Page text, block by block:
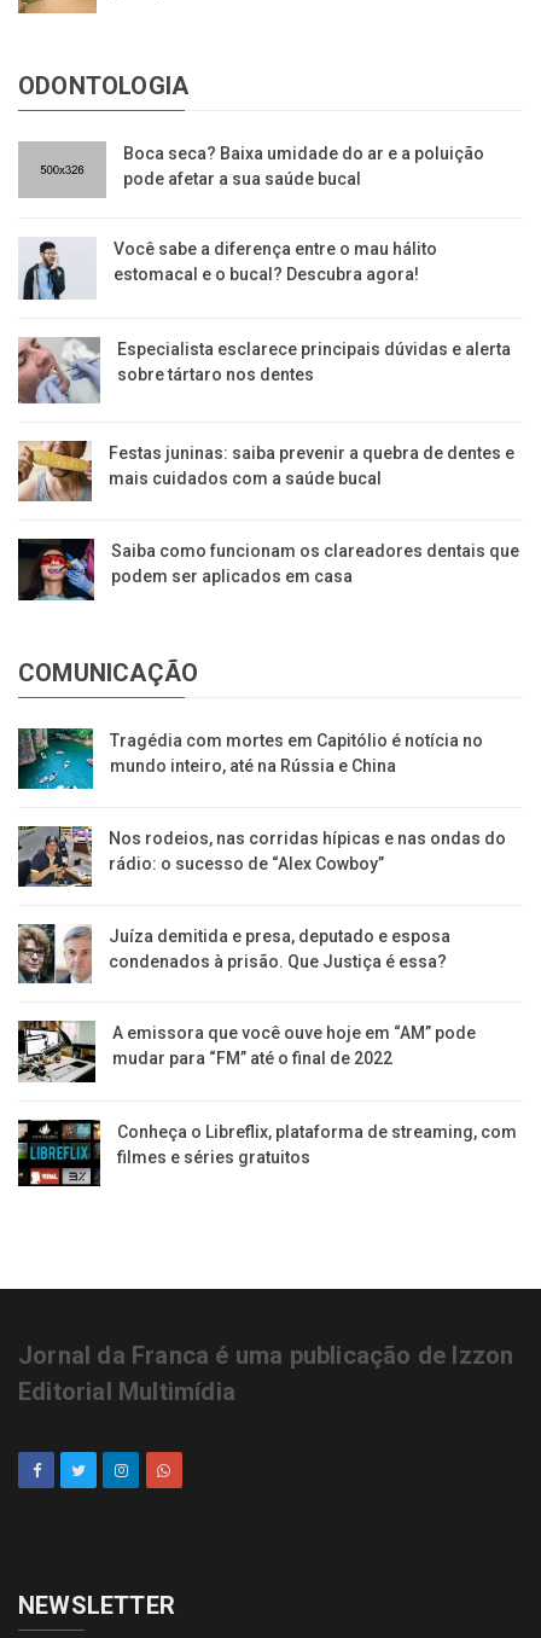
ODONTOLOGIA
Boca seca? Baixa umidade do ar e a poluição
pode afetar a sua saúde bucal
Você sabe a diferença entre o mau hálito
estomacal e o bucal? Descubra agora!
Especialista esclarece principais dúvidas e alerta
sobre tártaro nos dentes
Festas juninas: saiba prevenir a quebra de dentes e
mais cuidados com a saúde bucal
Saiba como funcionam os clareadores dentais que
podem ser aplicados em casa
COMUNICAÇÃO
Tragédia com mortes em Capitólio é notícia no
mundo inteiro, até na Rússia e China
Nos rodeios, nas corridas hípicas e nas ondas do
rádio: o sucesso de “Alex Cowboy”
Juíza demitida e presa, deputado e esposa
condenados à prisão. Que Justiça é essa?
A emissora que você ouve hoje em “AM” pode
mudar para “FM” até o final de 2022
Conheça o Libreflix, plataforma de streaming, com
filmes e séries gratuitos
Jornal da Franca é uma publicação de Izzon
Editorial Multimídia
NEWSLETTER